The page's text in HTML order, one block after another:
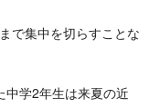
で集中を切らすことな
学2年生は来夏の近